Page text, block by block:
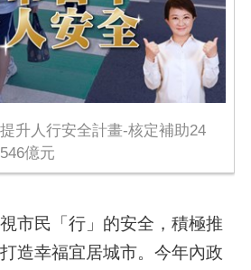
升人行安全計畫-核定補助24
億元
市民「行」的安全，積極推
造幸福宜居城市。今年內政